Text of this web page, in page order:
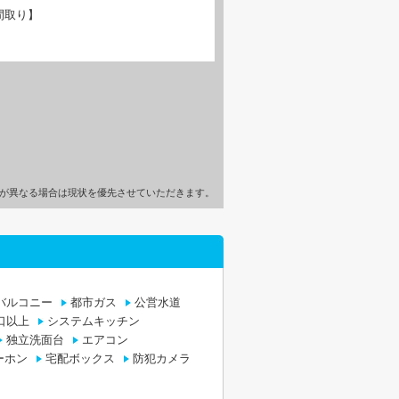
り】
なる場合は現状を優先させていただきます。
ルコニー 都市ガス
公営水道
以上
システムキッチン
独立洗面台
エアコン
ホン
宅配ボックス 防犯カメラ